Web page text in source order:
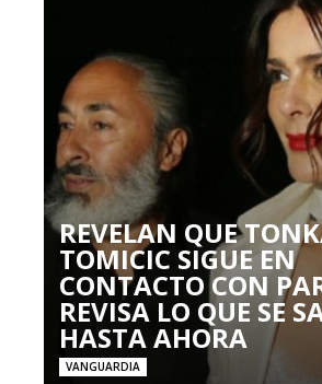
REVELAN QUE
TOMICIC SIGUE EN
CONTACTO CON
REVISA LO QUE SE
HASTA AHORA
VANGUARDIA